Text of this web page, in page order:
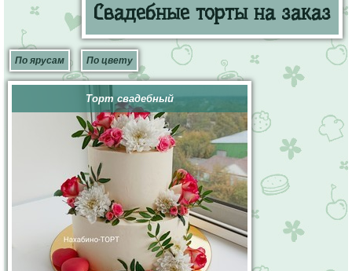
Свадебные торты на заказ
По ярусам По цвету
Торт свадебный